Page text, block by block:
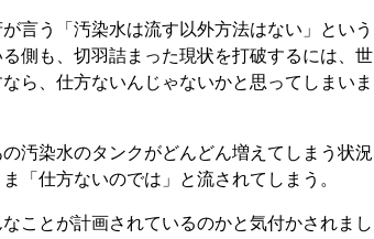
言う「汚染水は流す以外方法はない」という
側も、切羽詰まった現状を打破するには、世
ら、仕方ないんじゃないかと思ってしまいま
汚染水のタンクがどんどん増えてしまう状況
「仕方ないのでは」と流されてしまう。
ことが計画されているのかと気付かされまし